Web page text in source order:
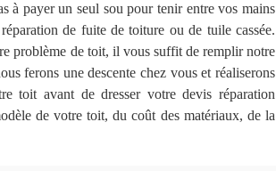
à payer un seul sou pour tenir entre vos mains
de fuite de toiture ou de tuile cassée.
problème de toit, il vous suffit de remplir notre
ferons une descente chez vous et réaliserons
toit avant de dresser votre devis réparation
de votre toit, du coût des matériaux, de la